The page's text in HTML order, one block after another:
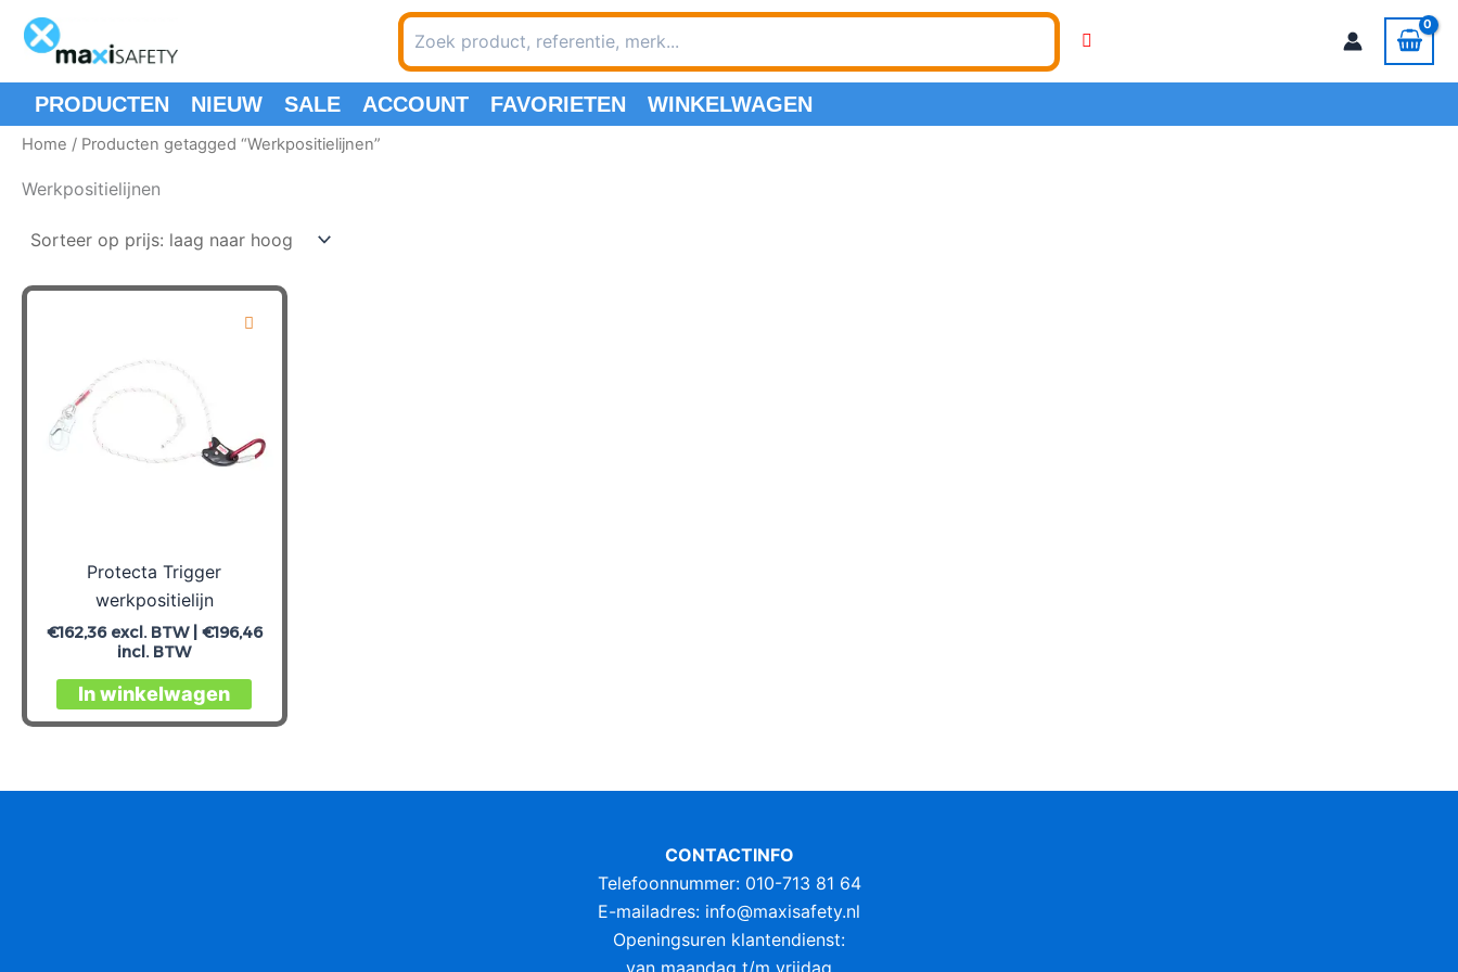
naar
inhoud
Zoeken
naar:
PRODUCTEN NIEUW SALE ACCOUNT FAVORIETEN WINKELWAGEN
Home / Producten getagged “Werkpositielijnen”
Werkpositielijnen
Protecta Trigger
werkpositielijn
€162,36excl. BTW | €196,46
incl. BTW
In winkelwagen
CONTACTINFO
Telefoonnummer: 010-713 81 64
E-mailadres: info@maxisafety.nl
Openingsuren klantendienst:
van maandag t/m vrijdag